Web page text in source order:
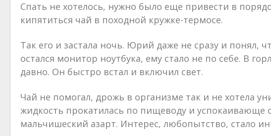
Спать не хотелось, нужно было еще привести в
кипятиться чай в походной кружке-термосе.
Так его и застала ночь. Юрий даже не сразу и понял,
остался монитор ноутбука, ему стало не по себе. В
давно. Он быстро встал и включил свет.
Чай не помогал, дрожь в организме так и не хотела
жидкость прокатилась по пищеводу и успокаивающе
мальчишеский азарт. Интерес, любопытство, стало